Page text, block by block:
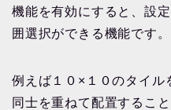
機能を有効にすると、設
囲選択ができる機能です。
例えば１０×１０のタイル
同士を重ねて配置するこ